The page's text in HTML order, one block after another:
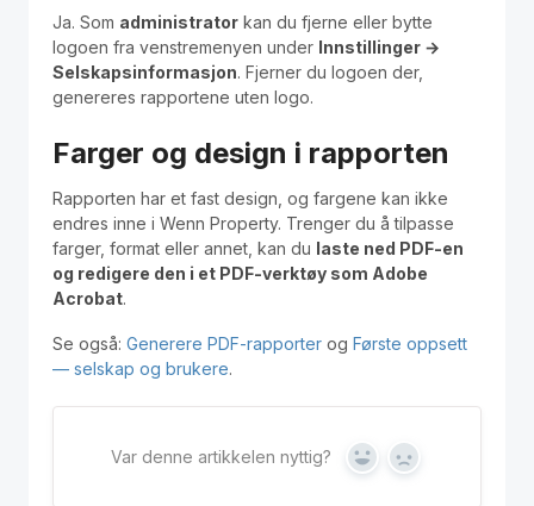
Ja. Som administrator kan du fjerne eller bytte
logoen fra venstremenyen under Innstillinger →
Selskapsinformasjon. Fjerner du logoen der,
genereres rapportene uten logo.
Farger og design i rapporten
Rapporten har et fast design, og fargene kan ikke
endres inne i Wenn Property. Trenger du å tilpasse
farger, format eller annet, kan du laste ned PDF-en
og redigere den i et PDF-verktøy som Adobe
Acrobat.
Se også: Generere PDF-rapporter og Første oppsett
— selskap og brukere.
Var denne artikkelen nyttig? Yes No